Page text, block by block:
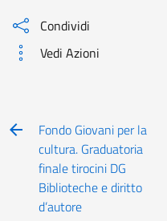
Condividi
Vedi Azioni
Fondo Giovani per la
cultura. Graduatoria
finale tirocini DG
Biblioteche e diritto
d’autore